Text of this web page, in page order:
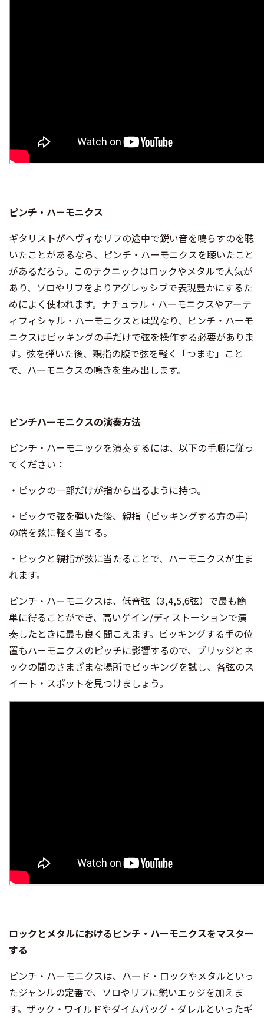
ピンチ・ハーモニクス
ギタリストがヘヴィなリフの途中で鋭い音を鳴らすのを聴
いたことがあるなら、ピンチ・ハーモニクスを聴いたこと
があるだろう。このテクニックはロックやメタルで人気が
あり、ソロやリフをよりアグレッシブで表現豊かにするた
めによく使われます。ナチュラル・ハーモニクスやアーテ
ィフィシャル・ハーモニクスとは異なり、ピンチ・ハーモ
ニクスはピッキングの手だけで弦を操作する必要がありま
す。弦を弾いた後、親指の腹で弦を軽く「つまむ」こと
で、ハーモニクスの鳴きを生み出します。
ピンチハーモニクスの演奏方法
ピンチ・ハーモニックを演奏するには、以下の手順に従っ
てください：
・ピックの一部だけが指から出るように持つ。
・ピックで弦を弾いた後、親指（ピッキングする方の手）
の端を弦に軽く当てる。
・ピックと親指が弦に当たることで、ハーモニクスが生ま
れます。
ピンチ・ハーモニクスは、低音弦（3,4,5,6弦）で最も簡
単に得ることができ、高いゲイン/ディストーションで演
奏したときに最も良く聞こえます。ピッキングする手の位
置もハーモニクスのピッチに影響するので、ブリッジとネ
ックの間のさまざまな場所でピッキングを試し、各弦のス
イート・スポットを見つけましょう。
ロックとメタルにおけるピンチ・ハーモニクスをマスター
する
ピンチ・ハーモニクスは、ハード・ロックやメタルといっ
たジャンルの定番で、ソロやリフに鋭いエッジを加えま
す。ザック・ワイルドやダイムバッグ・ダレルといったギ